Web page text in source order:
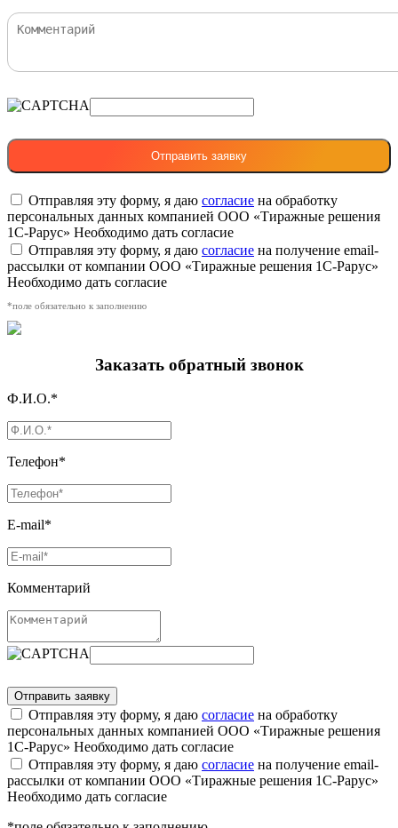
Отправляя эту форму, я даю согласие на обработку
персональных данных компанией ООО «Тиражные решения
1С-Рарус» Необходимо дать согласие
Отправляя эту форму, я даю согласие на получение email-
рассылки от компании ООО «Тиражные решения 1С-Рарус»
Необходимо дать согласие
*поле обязательно к заполнению
Заказать обратный звонок
Ф.И.О.*
Телефон*
E-mail*
Комментарий
Отправляя эту форму, я даю согласие на обработку
персональных данных компанией ООО «Тиражные решения
1С-Рарус» Необходимо дать согласие
Отправляя эту форму, я даю согласие на получение email-
рассылки от компании ООО «Тиражные решения 1С-Рарус»
Необходимо дать согласие